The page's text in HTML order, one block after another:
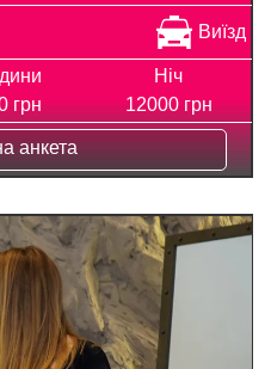
Виїзд
грн
Ніч
12000 грн
анкета